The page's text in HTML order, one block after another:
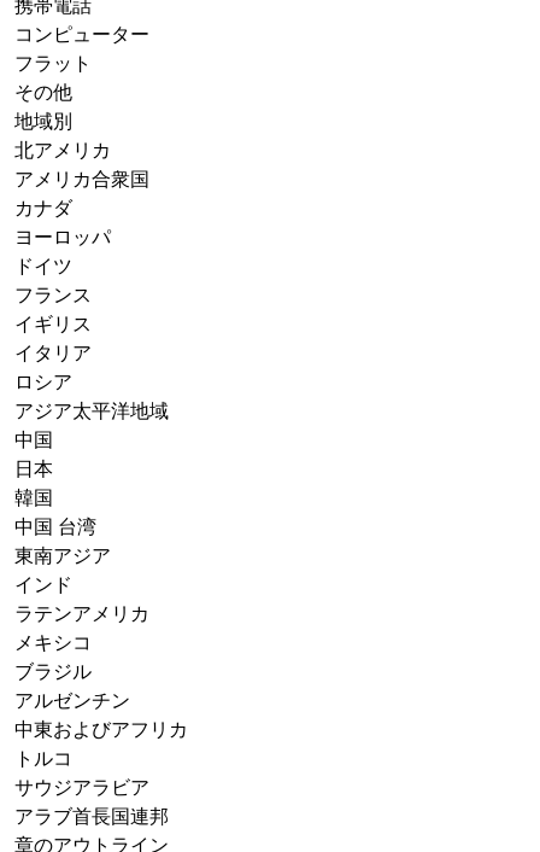
コンピューター
フラット
その他
地域別
北アメリカ
アメリカ合衆国
カナダ
ヨーロッパ
ドイツ
フランス
イギリス
イタリア
ロシア
アジア太平洋地域
中国
日本
韓国
中国 台湾
東南アジア
インド
ラテンアメリカ
メキシコ
ブラジル
アルゼンチン
中東およびアフリカ
トルコ
サウジアラビア
アラブ首長国連邦
章のアウトライン